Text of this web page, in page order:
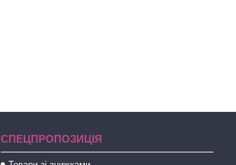
СПЕЦПРОПОЗИЦІЯ